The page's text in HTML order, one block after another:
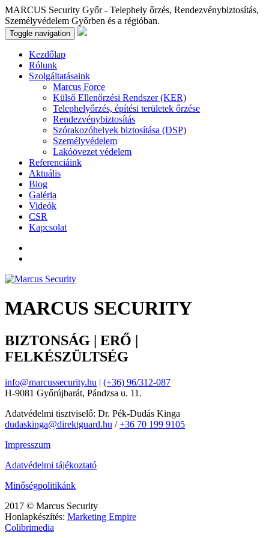
MARCUS Security Győr - Telephely őrzés, Rendezvénybiztosítás,
Személyvédelem Győrben és a régióban.
Toggle navigation
Kezdőlap
Rólunk
Szolgáltatásaink
Marcus Force
Külső Ellenőrzési Rendszer (KER)
Telephelyőrzés, építési területek őrzése
Rendezvénybiztosítás
Szórakozóhelyek biztosítása (DSP)
Személyvédelem
Lakóövezet védelem
Referenciáink
Aktuális
Blog
Galéria
Videók
CSR
Kapcsolat
MARCUS SECURITY
BIZTONSÁG | ERŐ |
FELKÉSZÜLTSÉG
info@marcussecurity.hu | (+36) 96/312-087
H-9081 Győrújbarát, Pándzsa u. 11.
Adatvédelmi tisztviselő: Dr. Pék-Dudás Kinga
dudaskinga@direktguard.hu /+36 70 199 9105
Impresszum
Adatvédelmi tájékoztató
Minőségpolitikánk
2017 © Marcus Security
Honlapkészítés: Marketing Empire
Colibrimedia